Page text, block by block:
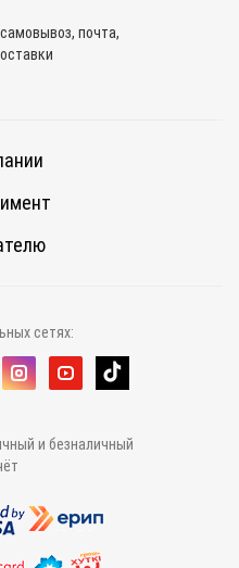
почта,
сетях:
и безналичный